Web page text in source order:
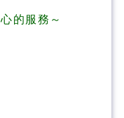
的服務～